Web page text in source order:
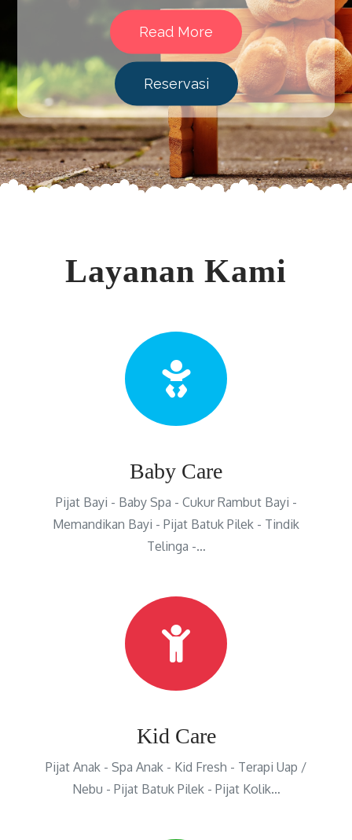
Read More
Reservasi
Layanan Kami
Baby Care
Pijat Bayi - Baby Spa - Cukur Rambut Bayi -
Memandikan Bayi - Pijat Batuk Pilek - Tindik
Telinga -…
Kid Care
Pijat Anak - Spa Anak - Kid Fresh - Terapi Uap /
Nebu - Pijat Batuk Pilek - Pijat Kolik…